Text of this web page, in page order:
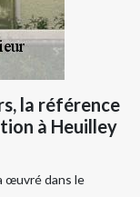
la référence
à Heuilley
œuvré dans le